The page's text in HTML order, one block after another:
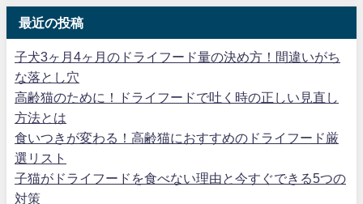
最近の投稿
子犬3ヶ月4ヶ月のドライフード量の決め方！間違いがち
な落とし穴
高齢猫のために！ドライフードで吐く時の正しい見直し
方法とは
食いつきが変わる！高齢猫におすすめのドライフード厳
選リスト
子猫がドライフードを食べない理由と今すぐできる5つの
対策